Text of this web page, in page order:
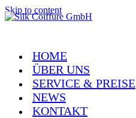
Skip to content
HOME
ÜBER UNS
SERVICE & PREISE
NEWS
KONTAKT